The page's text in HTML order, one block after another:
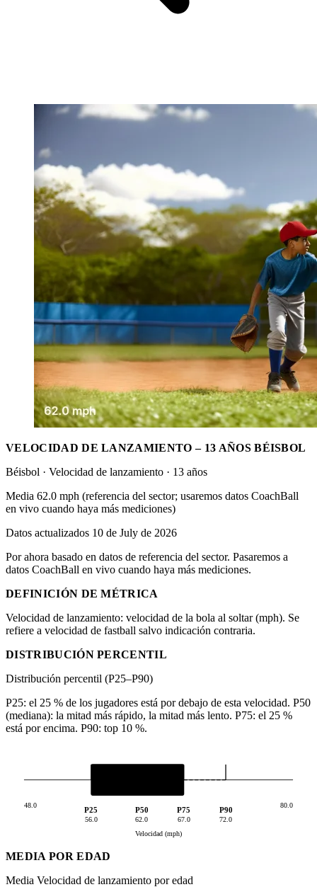
VELOCIDAD DE LANZAMIENTO – 13 AÑOS BÉISBOL
Béisbol · Velocidad de lanzamiento · 13 años
Media 62.0 mph (referencia del sector; usaremos datos CoachBall
en vivo cuando haya más mediciones)
Datos actualizados 10 de July de 2026
Por ahora basado en datos de referencia del sector. Pasaremos a
datos CoachBall en vivo cuando haya más mediciones.
DEFINICIÓN DE MÉTRICA
Velocidad de lanzamiento: velocidad de la bola al soltar (mph). Se
refiere a velocidad de fastball salvo indicación contraria.
DISTRIBUCIÓN PERCENTIL
Distribución percentil (P25–P90)
P25: el 25 % de los jugadores está por debajo de esta velocidad. P50
(mediana): la mitad más rápido, la mitad más lento. P75: el 25 %
está por encima. P90: top 10 %.
48.0 80.0
P25
56.0
P50
62.0
P75
67.0
P90
72.0
Velocidad (mph)
MEDIA POR EDAD
Media Velocidad de lanzamiento por edad